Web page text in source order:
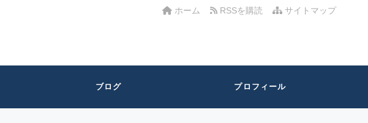
サイトマップ
RSSを購読
ホーム
ブログ プロフィール